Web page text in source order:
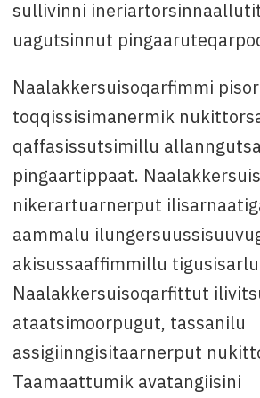
sullivinni
uagutsinnut
Naalakkersuisoqarfimmi
toqqissisimanermik
qaffasissutsimillu
pingaartippaat.
nikerartuarnerput
aammalu
akisussaaffimmillu
Naalakkersuisoqarfittut
ataatsimoorpugut, tassanilu
assigiinngisitaarnerput
Taamaattumik avatangiisini